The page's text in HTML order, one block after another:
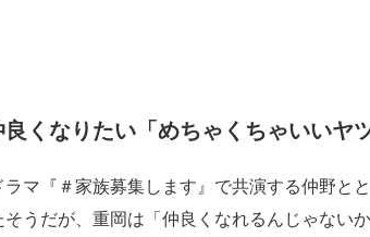
くなりたい「めちゃくちゃいいヤツ
マ『＃家族募集します』で共演する仲野と
うだが、重岡は「仲良くなれるんじゃない